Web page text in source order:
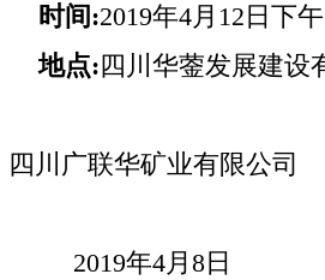
时间:2019年4月12日下
地点:四川华蓥发展建设
四川广联华矿业有限公司
2019年4月8日